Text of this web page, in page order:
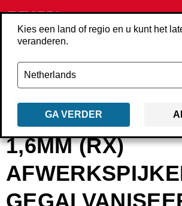
Kies een land of regio en u kunt het
veranderen.
GA VERDER
Terug Producten Bevestigings­middelen
1,6MM (RX)